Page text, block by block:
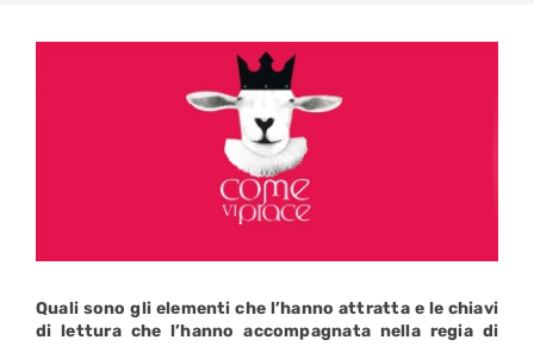
Quali sono gli elementi che l’hanno attratta e le chiavi
di lettura che l’hanno accompagnata nella regia di